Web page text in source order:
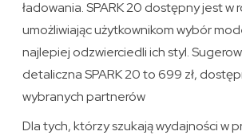
ładowania. SPARK 20 dostępny jest w
umożliwiając użytkownikom wybór
najlepiej odzwierciedli ich styl.
detaliczna SPARK 20 to 699 zł,
wybranych partnerów
Dla tych, którzy szukają wydajności w